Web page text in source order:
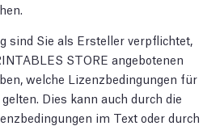
sind Sie als Ersteller verpflichtet,
STORE angebotenen
welche Lizenzbedingungen für
Dies kann auch durch die
im Text oder durch